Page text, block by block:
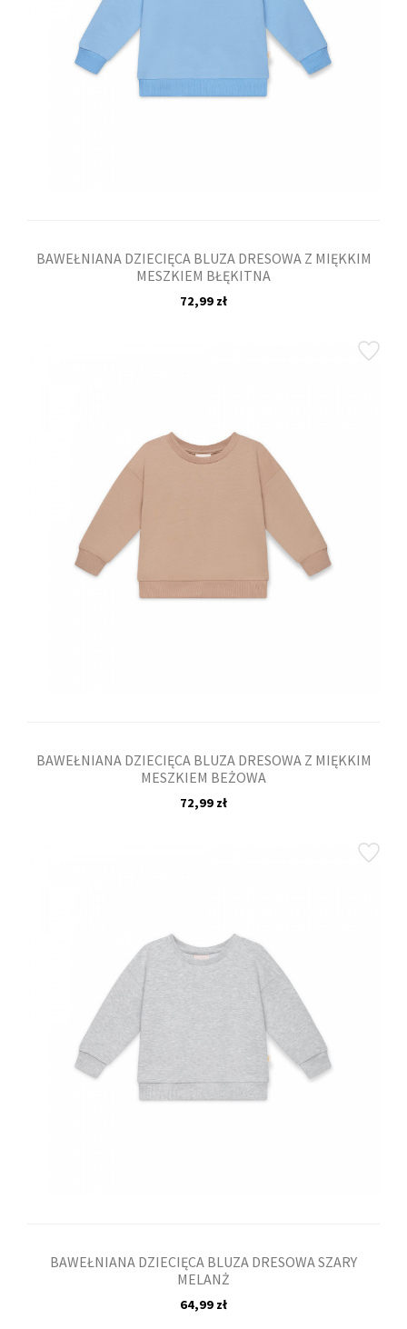
BAWEŁNIANA DZIECIĘCA BLUZA DRESOWA Z MIĘKKIM
MESZKIEM BŁĘKITNA
72,99 zł
BAWEŁNIANA DZIECIĘCA BLUZA DRESOWA Z MIĘKKIM
MESZKIEM BEŻOWA
72,99 zł
BAWEŁNIANA DZIECIĘCA BLUZA DRESOWA SZARY
MELANŻ
64,99 zł